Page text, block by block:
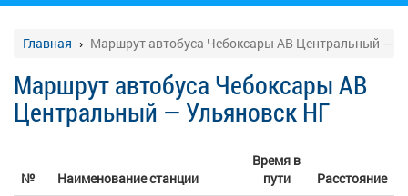
Главная Маршрут автобуса Чебоксары АВ Центральный —
Маршрут автобуса Чебоксары АВ
Центральный — Ульяновск НГ
№ Наименование станции
Время в
пути
Расстояние